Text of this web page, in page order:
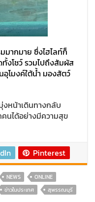
มากมาย ซึ่งไฮไลท์ก็
ทั้งโชว์ รวมไปถึงสัมผัส
อุโมงค์ใต้น้ำ มองสัตว์
หน้าเดินทางกลับ
นได้อย่างมีความสุข
Pinterest
NEWS
ONLINE
ข่าวในประเทศ สุพรรณบุรี